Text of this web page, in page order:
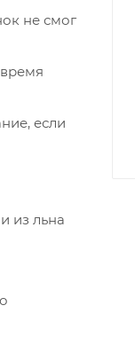
не смог
если
из льна